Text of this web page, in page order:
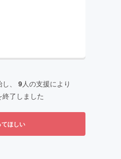
、 9人の支援により
終了しました
ほしい